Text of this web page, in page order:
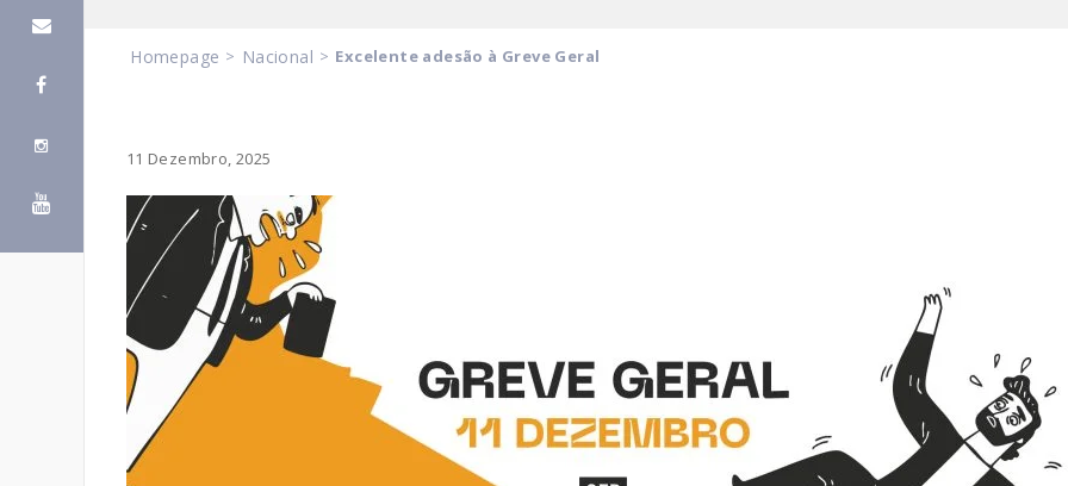
Homepage > Nacional > Excelente adesão à Greve Geral
11 Dezembro, 2025